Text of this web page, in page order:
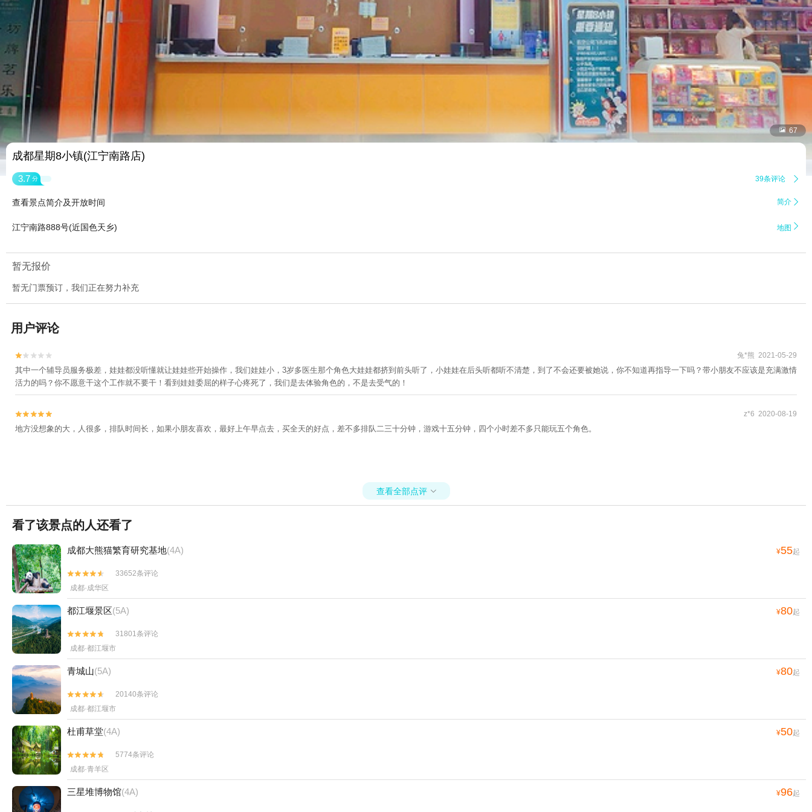
 67
成都星期8小镇(江宁南路店)
3.7 分 39条评论 
查看景点简介及开放时间 简介 
江宁南路888号(近国色天乡) 地图 
暂无报价
暂无门票预订，我们正在努力补充
用户评论

 兔*熊 2021-05-29
其中一个辅导员服务极差，娃娃都没听懂就让娃娃些开始操作，我们娃娃小，3岁多医生那个角色大娃娃都挤到前头听了，小娃娃在后头听都听不清楚，到了不会还要被她说，你不知道再指导一下吗？带小朋友不应该是充满激情
活力的吗？你不愿意干这个工作就不要干！看到娃娃委屈的样子心疼死了，我们是去体验角色的，不是去受气的！

 z*6 2020-08-19
地方没想象的大，人很多，排队时间长，如果小朋友喜欢，最好上午早点去，买全天的好点，差不多排队二三十分钟，游戏十五分钟，四个小时差不多只能玩五个角色。
查看全部点评 
看了该景点的人还看了
成都大熊猫繁育研究基地(4A) ¥55起


33652条评论
成都·成华区
都江堰景区(5A) ¥80起


31801条评论
成都·都江堰市
青城山(5A) ¥80起


20140条评论
成都·都江堰市
杜甫草堂(4A) ¥50起


5774条评论
成都·青羊区
三星堆博物馆(4A) ¥96起